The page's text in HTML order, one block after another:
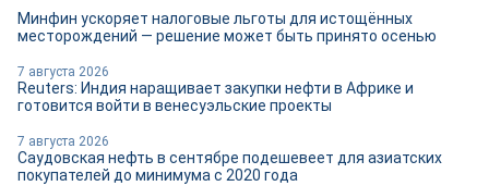
Минфин ускоряет налоговые льготы для истощённых
месторождений — решение может быть принято осенью
7 августа 2026
Reuters: Индия наращивает закупки нефти в Африке и
готовится войти в венесуэльские проекты
7 августа 2026
Саудовская нефть в сентябре подешевеет для азиатских
покупателей до минимума с 2020 года